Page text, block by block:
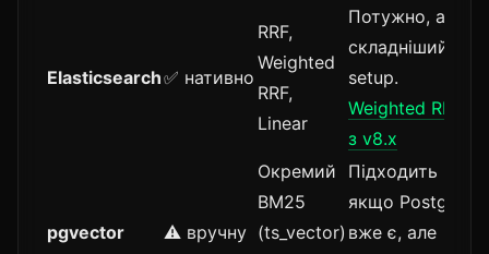
Elasticsearch✅ нативно
RRF,
Weighted
RRF,
Linear
Потужно, але
складніший
setup.
Weighted RRF
з v8.x
pgvector ⚠️ вручну
Окремий
BM25
(ts_vector)
Підходить
якщо Postgres
вже є, але